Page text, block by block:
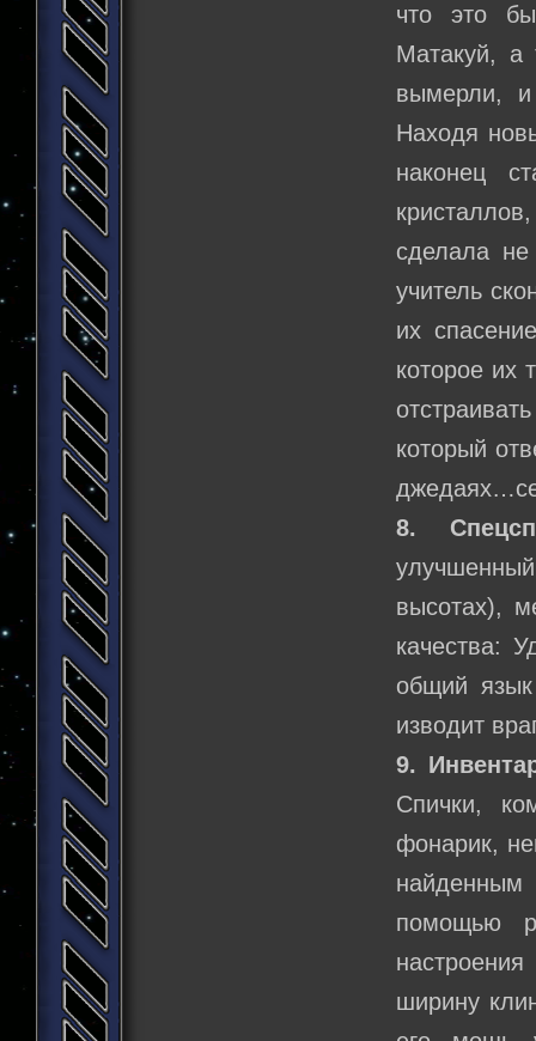
что это
Матакуй, а
вымерли,
Находя
наконец
сделала
учитель
их
которое их
который
8.
высотах),
качества:
общий
изводит
9.
Спички,
фонарик,
найденным
помощью
ширину